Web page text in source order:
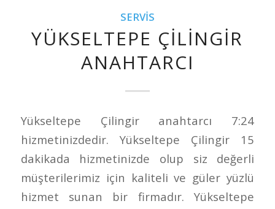
SERVIS
YÜKSELTEPE ÇILINGIR
ANAHTARCI
Yükseltepe Çilingir anahtarcı 7:24
hizmetinizdedir. Yükseltepe Çilingir 15
dakikada hizmetinizde olup siz değerli
müşterilerimiz için kaliteli ve güler yüzlü
hizmet sunan bir firmadır. Yükseltepe